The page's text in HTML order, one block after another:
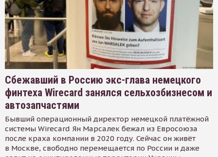
Сбежавший в Россию экс-глава немецкого
финтеха Wirecard занялся сельхозбизнесом и
автозапчастями
Бывший операционный директор немецкой платёжной
системы Wirecard Ян Марсалек бежал из Евросоюза
после краха компании в 2020 году. Сейчас он живёт
в Москве, свободно перемещается по России и даже